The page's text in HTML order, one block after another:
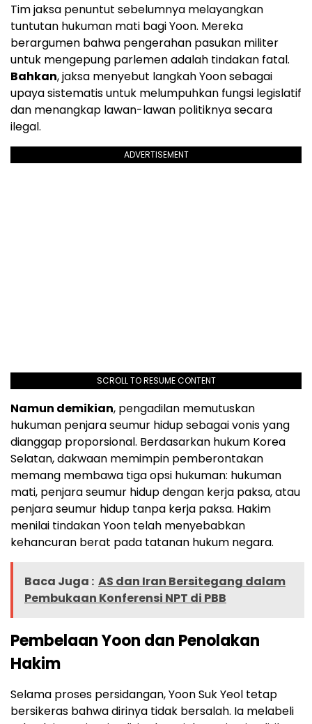
Tim jaksa penuntut sebelumnya melayangkan
tuntutan hukuman mati bagi Yoon. Mereka
berargumen bahwa pengerahan pasukan militer
untuk mengepung parlemen adalah tindakan fatal.
Bahkan, jaksa menyebut langkah Yoon sebagai
upaya sistematis untuk melumpuhkan fungsi legislatif
dan menangkap lawan-lawan politiknya secara
ilegal.
ADVERTISEMENT
SCROLL TO RESUME CONTENT
Namun demikian, pengadilan memutuskan
hukuman penjara seumur hidup sebagai vonis yang
dianggap proporsional. Berdasarkan hukum Korea
Selatan, dakwaan memimpin pemberontakan
memang membawa tiga opsi hukuman: hukuman
mati, penjara seumur hidup dengan kerja paksa, atau
penjara seumur hidup tanpa kerja paksa. Hakim
menilai tindakan Yoon telah menyebabkan
kehancuran berat pada tatanan hukum negara.
Baca Juga : AS dan Iran Bersitegang dalam
Pembukaan Konferensi NPT di PBB
Pembelaan Yoon dan Penolakan
Hakim
Selama proses persidangan, Yoon Suk Yeol tetap
bersikeras bahwa dirinya tidak bersalah. Ia melabeli